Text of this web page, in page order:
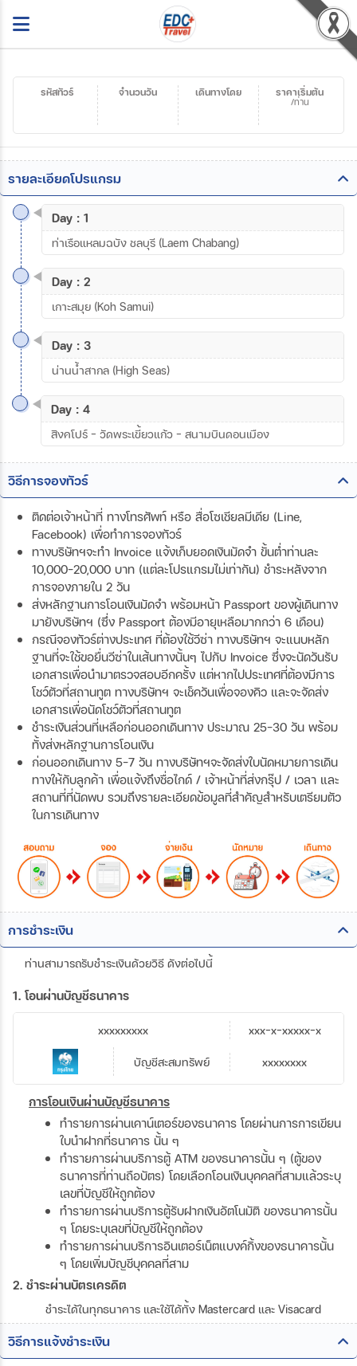
รหัสทัวร์ จำนวนวัน ราคาเริ่มต้น
/ท่าน
เดินทางโดย
รายละเอียดโปรแกรม
Day : 1
ท่าเรือแหลมฉบัง ชลบุรี (Laem Chabang)
Day : 2
เกาะสมุย (Koh Samui)
Day : 3
น่านน้ำสากล (High Seas)
Day : 4
สิงคโปร์ – วัดพระเขี้ยวแก้ว - สนามบินดอนเมือง
วิธีการจองทัวร์
ติดต่อเจ้าหน้าที่ ทางโทรศัพท์ หรือ สื่อโซเชียลมีเดีย (Line,
Facebook) เพื่อทำการจองทัวร์
ทางบริษัทฯจะทำ Invoice แจ้งเก็บยอดเงินมัดจำ ขั้นต่ำท่านละ
10,000-20,000 บาท (แต่ละโปรแกรมไม่เท่ากัน) ชำระหลังจาก
การจองภายใน 2 วัน
ส่งหลักฐานการโอนเงินมัดจำ พร้อมหน้า Passport ของผู้เดินทาง
มายังบริษัทฯ (ซึ่ง Passport ต้องมีอายุเหลือมากกว่า 6 เดือน)
กรณีจองทัวร์ต่างประเทศ ที่ต้องใช้วีซ่า ทางบริษัทฯ จะแนบหลัก
ฐานที่จะใช้ขอยื่นวีซ่าในเส้นทางนั้นๆ ไปกับ Invoice ซึ่งจะนัดวันรับ
เอกสารเพื่อนำมาตรวจสอบอีกครั้ง แต่หากไปประเทศที่ต้องมีการ
โชว์ตัวที่สถานทูต ทางบริษัทฯ จะเช็ควันเพื่อจองคิว และจะจัดส่ง
เอกสารเพื่อนัดโชว์ตัวที่สถานทูต
ชำระเงินส่วนที่เหลือก่อนออกเดินทาง ประมาณ 25-30 วัน พร้อม
ทั้งส่งหลักฐานการโอนเงิน
ก่อนออกเดินทาง 5-7 วัน ทางบริษัทฯจะจัดส่งใบนัดหมายการเดิน
ทางให้กับลูกค้า เพื่อแจ้งถึงชื่อไกด์ / เจ้าหน้าที่ส่งกรุ๊ป / เวลา และ
สถานที่ที่นัดพบ รวมถึงรายละเอียดข้อมูลที่สำคัญสำหรับเตรียมตัว
ในการเดินทาง
การชำระเงิน
ท่านสามารถรับชำระเงินด้วยวิธี ดังต่อไปนี้
1. โอนผ่านบัญชีธนาคาร
บัญชีสะสมทรัพย์
xxxxxxxxx
xxxxxxxx
xxx-x-xxxxx-x
การโอนเงินผ่านบัญชีธนาคาร
ทำรายการผ่านเคาน์เตอร์ของธนาคาร โดยผ่านการการเขียน
ใบนำฝากที่ธนาคาร นั้น ๆ
ทำรายการผ่านบริการตู้ ATM ของธนาคารนั้น ๆ (ตู้ของ
ธนาคารที่ท่านถือบัตร) โดยเลือกโอนเงินบุคคลที่สามแล้วระบุ
เลขที่บัญชีให้ถูกต้อง
ทำรายการผ่านบริการตู้รับฝากเงินอัตโนมัติ ของธนาคารนั้น
ๆ โดยระบุเลขที่บัญชีให้ถูกต้อง
ทำรายการผ่านบริการอินเตอร์เน็ตแบงค์กิ้งของธนาคารนั้น
ๆ โดยเพิ่มบัญชีบุคคลที่สาม
2. ชำระผ่านบัตรเครดิต
ชำระได้ในทุกธนาคาร และใช้ได้ทั้ง Mastercard และ Visacard
วิธีการแจ้งชำระเงิน